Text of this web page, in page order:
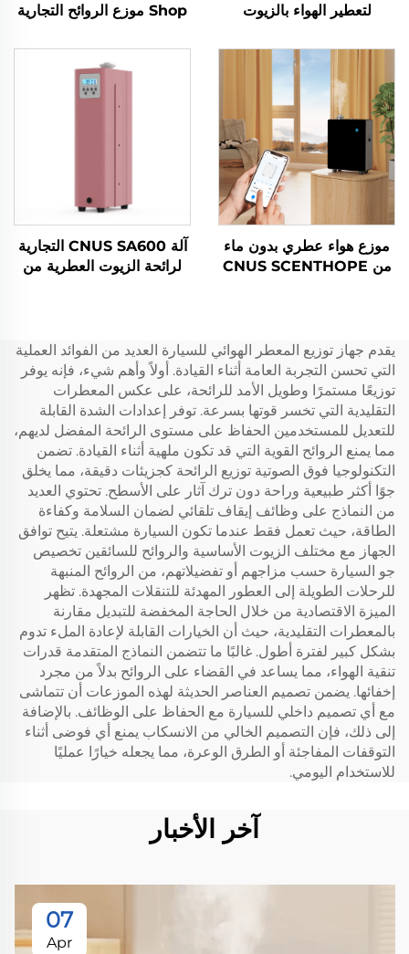
لتعطير الهواء بالزيوت
مخصص وجهاز تحكم عن بعد
يعمل بالواي فاي
Shop موزع الروائح التجارية
الأساسية للفنادق
موزع هواء عطري بدون ماء
من CNUS SCENTHOPE
آلة CNUS SA600 التجارية
لرائحة الزيوت العطرية من
يقدم جهاز توزيع المعطر الهوائي للسيارة العديد من الفوائد العملية
التي تحسن التجربة العامة أثناء القيادة. أولاً وأهم شيء، فإنه يوفر
توزيعًا مستمرًا وطويل الأمد للرائحة، على عكس المعطرات
التقليدية التي تخسر قوتها بسرعة. توفر إعدادات الشدة القابلة
للتعديل للمستخدمين الحفاظ على مستوى الرائحة المفضل لديهم،
مما يمنع الروائح القوية التي قد تكون ملهية أثناء القيادة. تضمن
التكنولوجيا فوق الصوتية توزيع الرائحة كجزيئات دقيقة، مما يخلق
جوًا أكثر طبيعية وراحة دون ترك آثار على الأسطح. تحتوي العديد
من النماذج على وظائف إيقاف تلقائي لضمان السلامة وكفاءة
الطاقة، حيث تعمل فقط عندما تكون السيارة مشتعلة. يتيح توافق
الجهاز مع مختلف الزيوت الأساسية والروائح للسائقين تخصيص
جو السيارة حسب مزاجهم أو تفضيلاتهم، من الروائح المنبهة
للرحلات الطويلة إلى العطور المهدئة للتنقلات المجهدة. تظهر
الميزة الاقتصادية من خلال الحاجة المخفضة للتبديل مقارنة
بالمعطرات التقليدية، حيث أن الخيارات القابلة لإعادة الملء تدوم
بشكل كبير لفترة أطول. غالبًا ما تتضمن النماذج المتقدمة قدرات
تنقية الهواء، مما يساعد في القضاء على الروائح بدلاً من مجرد
إخفائها. يضمن تصميم العناصر الحديثة لهذه الموزعات أن تتماشى
مع أي تصميم داخلي للسيارة مع الحفاظ على الوظائف. بالإضافة
إلى ذلك، فإن التصميم الخالي من الانسكاب يمنع أي فوضى أثناء
التوقفات المفاجئة أو الطرق الوعرة، مما يجعله خيارًا عمليًا
للاستخدام اليومي.
آخر الأخبار
07
Apr